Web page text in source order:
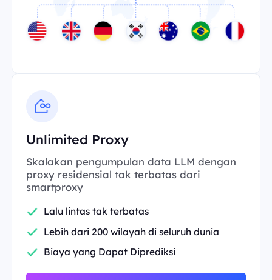
Unlimited Proxy
Skalakan pengumpulan data LLM dengan
proxy residensial tak terbatas dari
smartproxy
Lalu lintas tak terbatas
Lebih dari 200 wilayah di seluruh dunia
Biaya yang Dapat Diprediksi